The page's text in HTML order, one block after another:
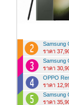
Samsung
ราคา
Samsung
ราคา
OPPO
ราคา
Samsung
ราคา